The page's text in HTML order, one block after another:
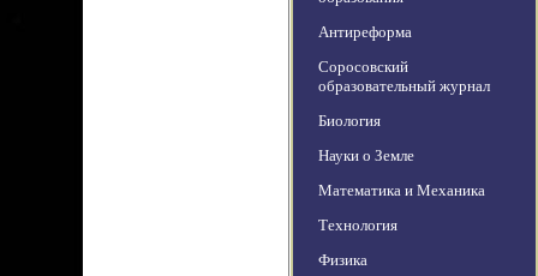
Антиреформа
Соросовский
образовательный журнал
Биология
Науки о Земле
Математика и Механика
Технология
Физика